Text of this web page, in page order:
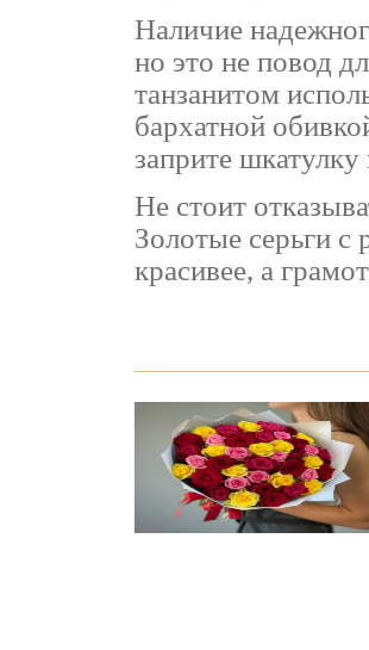
Наличие
но это не повод
танзанитом
бархатной
заприте шкатулку
Не стоит
Золотые серьги
красивее, а